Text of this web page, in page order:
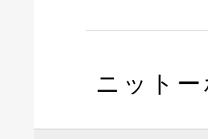
ニット